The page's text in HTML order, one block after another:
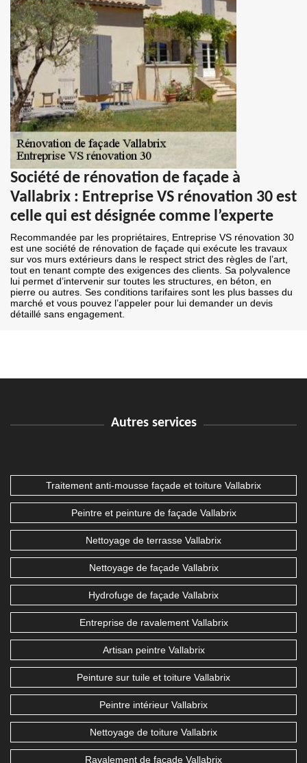
Société de rénovation de façade à
Vallabrix : Entreprise VS rénovation 30 est
celle qui est désignée comme l’experte
Recommandée par les propriétaires, Entreprise VS rénovation 30
est une société de rénovation de façade qui exécute les travaux
sur vos murs extérieurs dans le respect strict des règles de l’art,
tout en tenant compte des exigences des clients. Sa polyvalence
lui permet d’intervenir sur toutes les structures, en béton, en
pierre ou autres. Ses conditions tarifaires sont les plus basses du
marché et vous pouvez l’appeler pour lui demander un devis
détaillé sans engagement.
Autres services
Traitement anti-mousse façade et toiture Vallabrix
Peintre et peinture de façade Vallabrix
Nettoyage de terrasse Vallabrix
Nettoyage de façade Vallabrix
Hydrofuge de façade Vallabrix
Entreprise de ravalement Vallabrix
Artisan peintre Vallabrix
Peinture sur tuile et toiture Vallabrix
Peintre intérieur Vallabrix
Nettoyage de toiture Vallabrix
Ravalement de façade Vallabrix